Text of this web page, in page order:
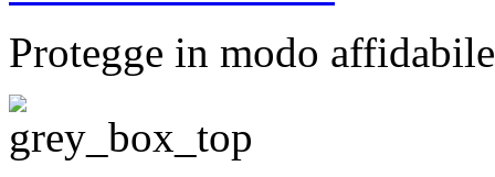
Protegge in modo